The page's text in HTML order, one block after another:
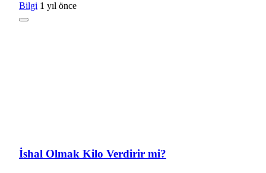
Bilgi 1 yıl önce
İshal Olmak Kilo Verdirir mi?